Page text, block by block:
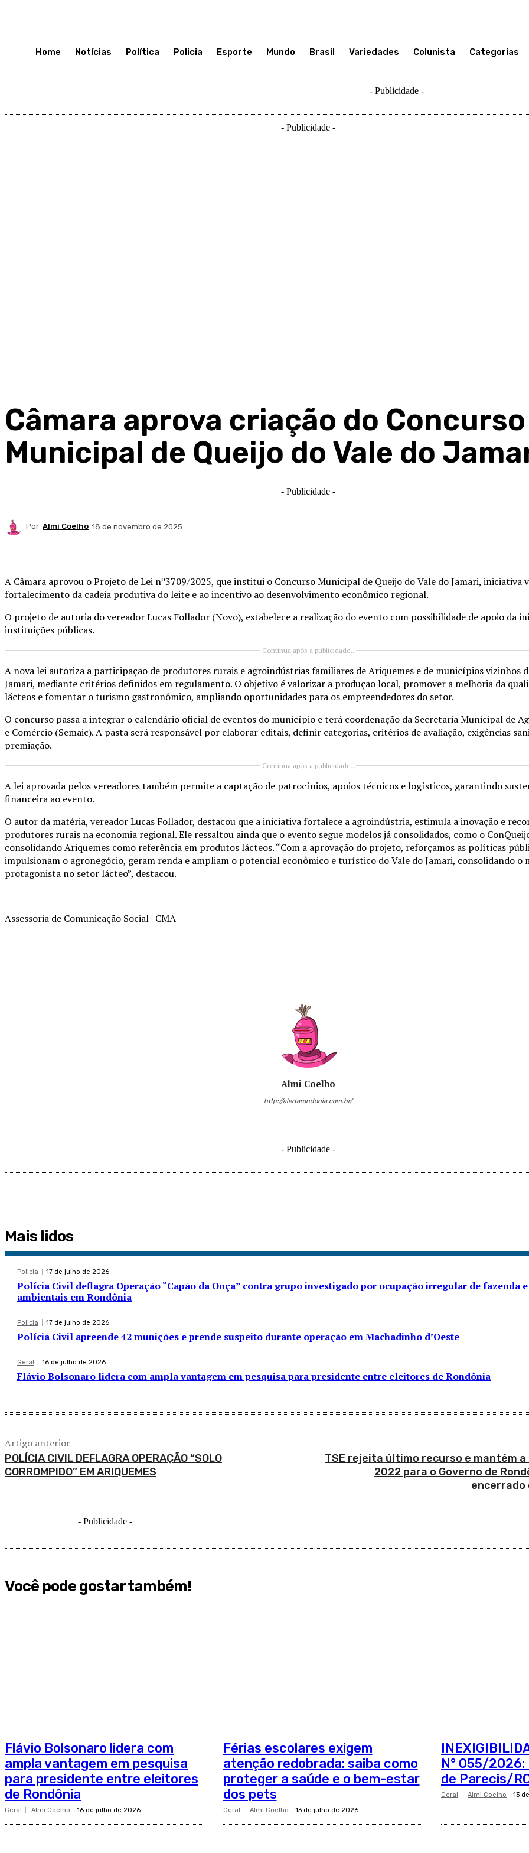
Home Notícias Política Policia Esporte Mundo Brasil Variedades Colunista Categorias
- Publicidade -
- Publicidade -
Câmara aprova criação do Concurso
Municipal de Queijo do Vale do
- Publicidade -
Por Almi Coelho 18 de novembro de 2025
A Câmara aprovou o Projeto de Lei nº3709/2025, que institui o Concurso Municipal de Queijo do Vale do Jamari, iniciativa
fortalecimento da cadeia produtiva do leite e ao incentivo ao desenvolvimento econômico regional.
O projeto de autoria do vereador Lucas Follador (Novo), estabelece a realização do evento com possibilidade de apoio da
instituições públicas.
Continua após a publicidade..
A nova lei autoriza a participação de produtores rurais e agroindústrias familiares de Ariquemes e de municípios vizinhos
Jamari, mediante critérios definidos em regulamento. O objetivo é valorizar a produção local, promover a melhoria da
lácteos e fomentar o turismo gastronômico, ampliando oportunidades para os empreendedores do setor.
O concurso passa a integrar o calendário oficial de eventos do município e terá coordenação da Secretaria Municipal de
e Comércio (Semaic). A pasta será responsável por elaborar editais, definir categorias, critérios de avaliação, exigências
premiação.
Continua após a publicidade..
A lei aprovada pelos vereadores também permite a captação de patrocínios, apoios técnicos e logísticos, garantindo
financeira ao evento.
O autor da matéria, vereador Lucas Follador, destacou que a iniciativa fortalece a agroindústria, estimula a inovação e
produtores rurais na economia regional. Ele ressaltou ainda que o evento segue modelos já consolidados, como o
consolidando Ariquemes como referência em produtos lácteos. “Com a aprovação do projeto, reforçamos as políticas
impulsionam o agronegócio, geram renda e ampliam o potencial econômico e turístico do Vale do Jamari, consolidando o
protagonista no setor lácteo”, destacou.
Assessoria de Comunicação Social | CMA
Almi Coelho
http://alertarondonia.com.br/
- Publicidade -
Mais lidos
Policia 17 de julho de 2026
Polícia Civil deflagra Operação “Capão da Onça” contra grupo investigado por ocupação irregular de fazenda
ambientais em Rondônia
Policia 17 de julho de 2026
Polícia Civil apreende 42 munições e prende suspeito durante operação em Machadinho d’Oeste
Geral 16 de julho de 2026
Flávio Bolsonaro lidera com ampla vantagem em pesquisa para presidente entre eleitores de Rondônia
Artigo anterior
POLÍCIA CIVIL DEFLAGRA OPERAÇÃO “SOLO
CORROMPIDO” EM ARIQUEMES
TSE rejeita último recurso e mantém
2022 para o Governo de
- Publicidade -
Você pode gostar também!
Flávio Bolsonaro lidera com
ampla vantagem em pesquisa
para presidente entre eleitores
de Rondônia
Geral Almi Coelho - 16 de julho de 2026
Férias escolares exigem
atenção redobrada: saiba como
proteger a saúde e o bem-estar
dos pets
Geral Almi Coelho - 13 de julho de 2026
N° 055/
de Parecis/
Geral Almi Coelho - 13